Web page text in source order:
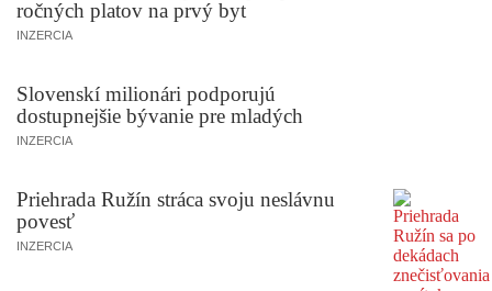
ročných platov na prvý byt
INZERCIA
Slovenskí milionári podporujú
dostupnejšie bývanie pre mladých
INZERCIA
Priehrada Ružín stráca svoju neslávnu
povesť
INZERCIA